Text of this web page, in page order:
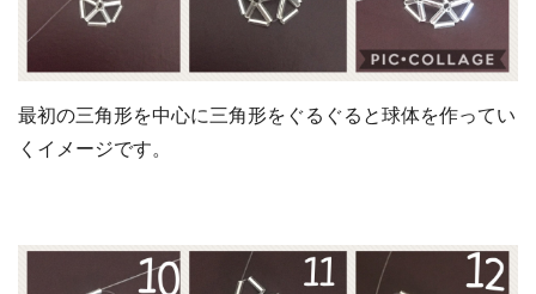
最初の三角形を中心に三角形をぐるぐると球体を作ってい
くイメージです。